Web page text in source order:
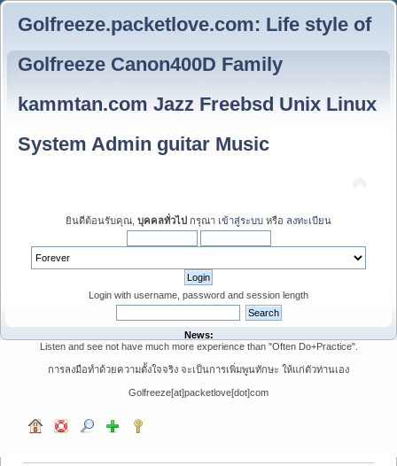
Golfreeze.packetlove.com: Life style of
Golfreeze Canon400D Family
kammtan.com Jazz Freebsd Unix Linux
System Admin guitar Music
ยินดีต้อนรับคุณ, บุคคลทั่วไป กรุณา เข้าสู่ระบบ หรือ ลงทะเบียน
Login with username, password and session length
News:
Listen and see not have much more experience than "Often Do+Practice".
การลงมือทำด้วยความตั้งใจจริง จะเป็นการเพิ่มพูนทักษะ ให้แก่ตัวท่านเอง
Golfreeze[at]packetlove[dot]com